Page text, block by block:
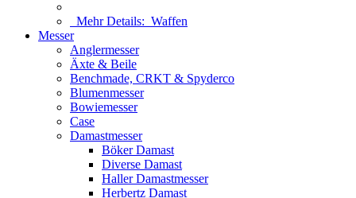
Mehr Details: Waffen
Messer
Anglermesser
Äxte & Beile
Benchmade, CRKT & Spyderco
Blumenmesser
Bowiemesser
Case
Damastmesser
Böker Damast
Diverse Damast
Haller Damastmesser
Herbertz Damast